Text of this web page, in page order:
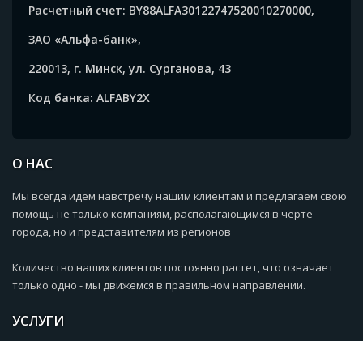
Расчетный счет: BY88ALFA30122747520010270000,
ЗАО «Альфа-банк»,
220013, г. Минск, ул. Сурганова, 43
Код банка: ALFABY2X
О НАС
Мы всегда идем навстречу нашим клиентам и предлагаем свою
помощь не только компаниям, располагающимся в черте
города, но и представителям из регионов
Количество наших клиентов постоянно растет, что означает
только одно - мы движемся в правильном направлении.
УСЛУГИ